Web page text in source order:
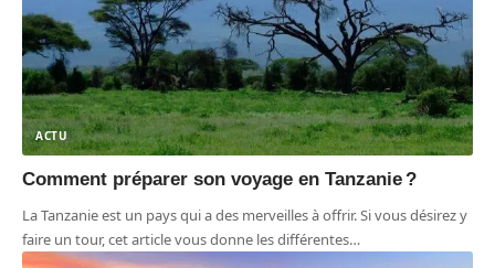
ACTU
Comment préparer son voyage en Tanzanie ?
La Tanzanie est un pays qui a des merveilles à offrir. Si vous désirez y
faire un tour, cet article vous donne les différentes…